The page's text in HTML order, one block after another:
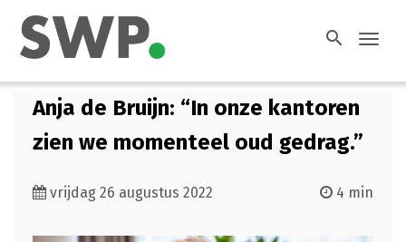
search
Anja de Bruijn: “In onze kantoren
zien we momenteel oud gedrag.”
vrijdag 26 augustus 2022 4 min